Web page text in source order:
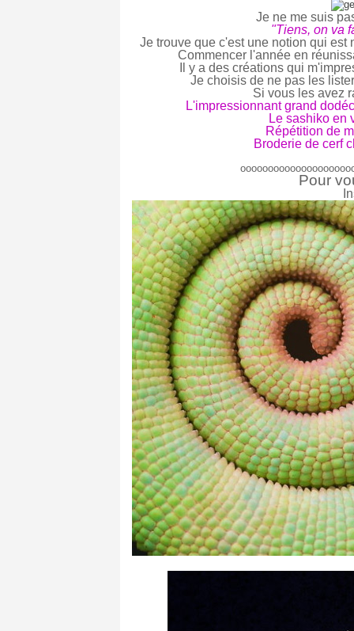
Je ne me suis
"Tiens, on va
Je trouve que c'est une notion qui
Commencer l'année en
Il y a des créations qui
Je choisis de ne pas les
Si vous les avez
L'impressionnant grand
Le sashiko en
Répétition de
Broderie de cerf
Pour